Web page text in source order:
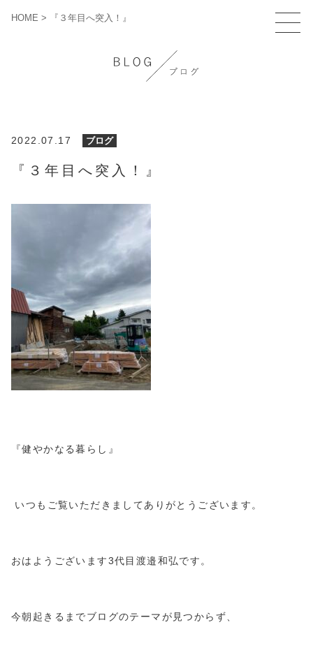
HOME > 『３年目へ突入！』
2022.07.17 ブログ
『３年目へ突入！』
『健やかなる暮らし』
いつもご覧いただきましてありがとうございます。
おはようございます3代目渡邉和弘です。
今朝起きるまでブログのテーマが見つからず、